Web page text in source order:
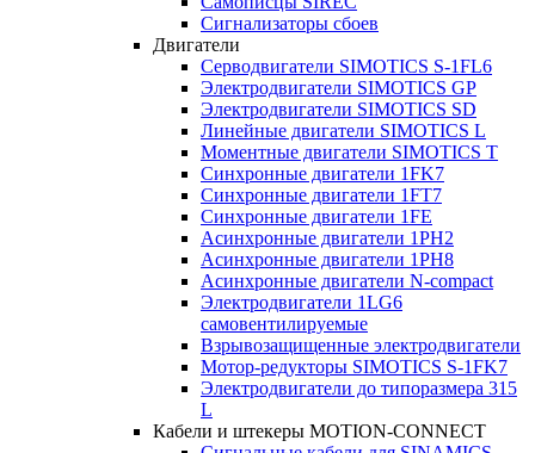
Сигнализаторы сбоев
Двигатели
Серводвигатели SIMOTICS S-1FL6
Электродвигатели SIMOTICS GP
Электродвигатели SIMOTICS SD
Линейные двигатели SIMOTICS L
Моментные двигатели SIMOTICS T
Синхронные двигатели 1FK7
Синхронные двигатели 1FT7
Синхронные двигатели 1FE
Асинхронные двигатели 1PH2
Асинхронные двигатели 1PH8
Асинхронные двигатели N-compact
Электродвигатели 1LG6
cамовентилируемые
Взрывозащищенные электродвигатели
Мотор-редукторы SIMOTICS S-1FK7
Электродвигатели до типоразмера 315
L
Кабели и штекеры MOTION-CONNECT